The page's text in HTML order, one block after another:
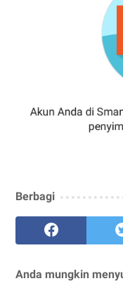
Berbagi
Anda mungkin